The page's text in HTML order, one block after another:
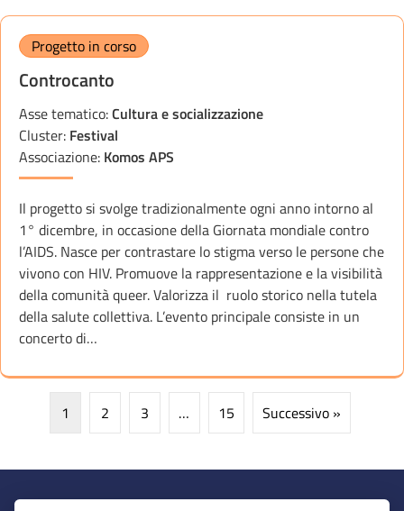
Progetto in corso
Controcanto
Asse tematico:Cultura e socializzazione
Cluster: Festival
Associazione: Komos APS
Il progetto si svolge tradizionalmente ogni anno intorno al
1° dicembre, in occasione della Giornata mondiale contro
l’AIDS. Nasce per contrastare lo stigma verso le persone che
vivono con HIV. Promuove la rappresentazione e la visibilità
della comunità queer. Valorizza il ruolo storico nella tutela
della salute collettiva. L’evento principale consiste in un
concerto di…
1 2 3 … 15 Successivo »